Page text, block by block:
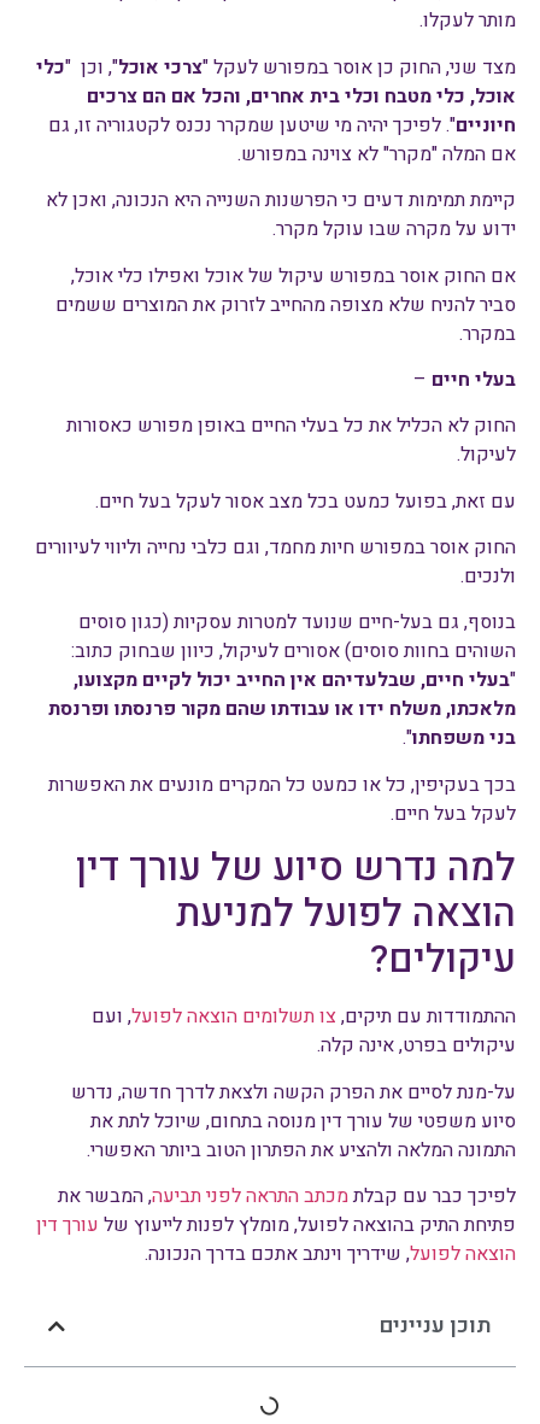
מותר לעקלו.
מצד שני, החוק כן אוסר במפורש לעקל "צרכי אוכל", וכן "כלי
אוכל, כלי מטבח וכלי בית אחרים, והכל אם הם צרכים
חיוניים". לפיכך יהיה מי שיטען שמקרר נכנס לקטגוריה זו, גם
אם המלה "מקרר" לא צוינה במפורש.
קיימת תמימות דעים כי הפרשנות השנייה היא הנכונה, ואכן לא
ידוע על מקרה שבו עוקל מקרר.
אם החוק אוסר במפורש עיקול של אוכל ואפילו כלי אוכל,
סביר להניח שלא מצופה מהחייב לזרוק את המוצרים ששמים
במקרר.
בעלי חיים –
החוק לא הכליל את כל בעלי החיים באופן מפורש כאסורות
לעיקול.
עם זאת, בפועל כמעט בכל מצב אסור לעקל בעל חיים.
החוק אוסר במפורש חיות מחמד, וגם כלבי נחייה וליווי לעיוורים
ולנכים.
בנוסף, גם בעל-חיים שנועד למטרות עסקיות (כגון סוסים
השוהים בחוות סוסים) אסורים לעיקול, כיוון שבחוק כתוב:
"בעלי חיים, שבלעדיהם אין החייב יכול לקיים מקצועו,
מלאכתו, משלח ידו או עבודתו שהם מקור פרנסתו ופרנסת
בני משפחתו".
בכך בעקיפין, כל או כמעט כל המקרים מונעים את האפשרות
לעקל בעל חיים.
למה נדרש סיוע של עורך דין
הוצאה לפועל למניעת
עיקולים?
ההתמודדות עם תיקים,צו תשלומים הוצאה לפועל, ועם
עיקולים בפרט, אינה קלה.
על-מנת לסיים את הפרק הקשה ולצאת לדרך חדשה, נדרש
סיוע משפטי של עורך דין מנוסה בתחום, שיוכל לתת את
התמונה המלאה ולהציע את הפתרון הטוב ביותר האפשרי.
לפיכך כבר עם קבלתמכתב התראה לפני תביעה, המבשר את
פתיחת התיק בהוצאה לפועל, מומלץ לפנות לייעוץ של עורך דין
הוצאה לפועל, שידריך וינתב אתכם בדרך הנכונה.
תוכן עניינים